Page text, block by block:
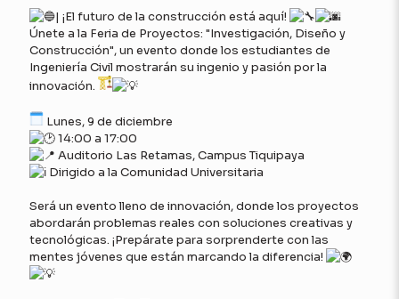
| ¡El futuro de la construcción está aquí!
Únete a la Feria de Proyectos: "Investigación, Diseño y
Construcción", un evento donde los estudiantes de
Ingeniería Civil mostrarán su ingenio y pasión por la
innovación.
Lunes, 9 de diciembre
14:00 a 17:00
Auditorio Las Retamas, Campus Tiquipaya
Dirigido a la Comunidad Universitaria
Será un evento lleno de innovación, donde los proyectos
abordarán problemas reales con soluciones creativas y
tecnológicas. ¡Prepárate para sorprenderte con las
mentes jóvenes que están marcando la diferencia!